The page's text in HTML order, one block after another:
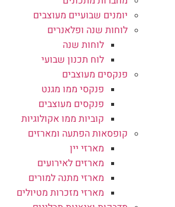
יומנים שבועיים מעוצבים
לוחות שנה ופלאנרים
לוחות שנה
לוח תכנון שבועי
פנקסים מעוצבים
פנקסי ממו מגנט
פנקסים מעוצבים
קוביות ממו אקולוגיות
קופסאות הפתעה ומארזים
מארזי יין
מארזים לאירועים
מארזי מתנה למורים
מארזי מזכרות מטיולים